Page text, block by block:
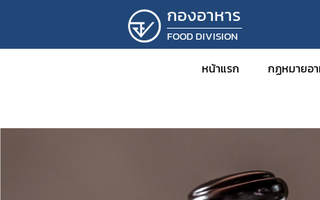
กองอาหาร
FOOD DIVISION
หน้าแรก กฏหมายอ
ข่าวส